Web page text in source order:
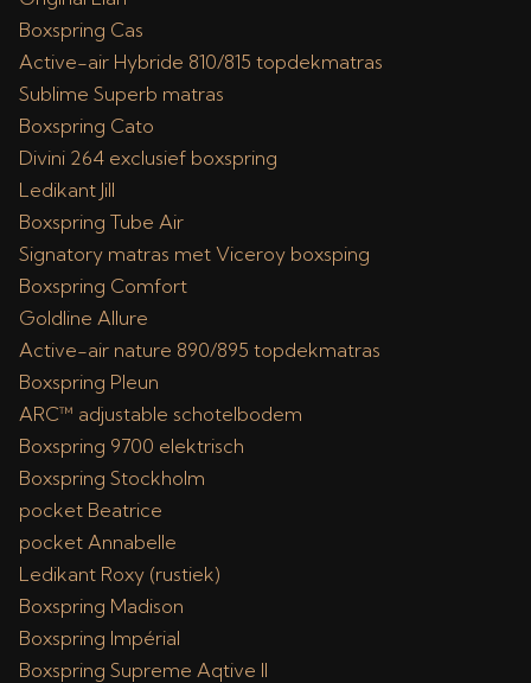
Boxspring Cas
Active-air Hybride 810/815 topdekmatras
Sublime Superb matras
Boxspring Cato
Divini 264 exclusief boxspring
Ledikant Jill
Boxspring Tube Air
Signatory matras met Viceroy boxsping
Boxspring Comfort
Goldline Allure
Active-air nature 890/895 topdekmatras
Boxspring Pleun
ARC™ adjustable schotelbodem
Boxspring 9700 elektrisch
Boxspring Stockholm
pocket Beatrice
pocket Annabelle
Ledikant Roxy (rustiek)
Boxspring Madison
Boxspring Impérial
Boxspring Supreme Aqtive II